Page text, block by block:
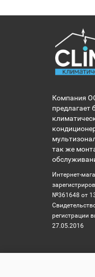
Компания
так же
Интернет-
№361648 от
регистрации
27.05.2016